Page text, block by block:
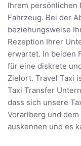
Ihrem persönlichen
Fahrzeug. Bei der
beziehungsweise
Rezeption Ihrer
erwartet. In beiden
für eine diskrete
Zielort. Travel Taxi
Taxi Transfer
dass sich unsere
Vorarlberg und
auskennen und es